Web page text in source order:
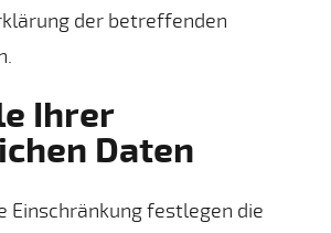
der betreffenden
Ihrer
Daten
Einschränkung festlegen die